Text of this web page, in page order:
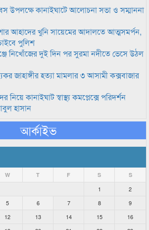
উপলক্ষে কানাইঘাটে আলোচনা সভা ও সম্মাননা
আহাদের খুনি সায়েমের আদালতে আত্মসমর্পন,
পুলিশ
নিখোঁজের দুই দিন পর সুরমা নদীতে ভেসে উঠল
জাহাঙ্গীর হত্যা মামলার ৩ আসামী কক্সবাজার
নিয়ে কানাইঘাট স্বাস্থ্য কমপ্লেক্সে পরিদর্শন
হাসান
আর্কাইভ
W T F S S
1
2
5 6 7 8
9
12 13 14 15
16